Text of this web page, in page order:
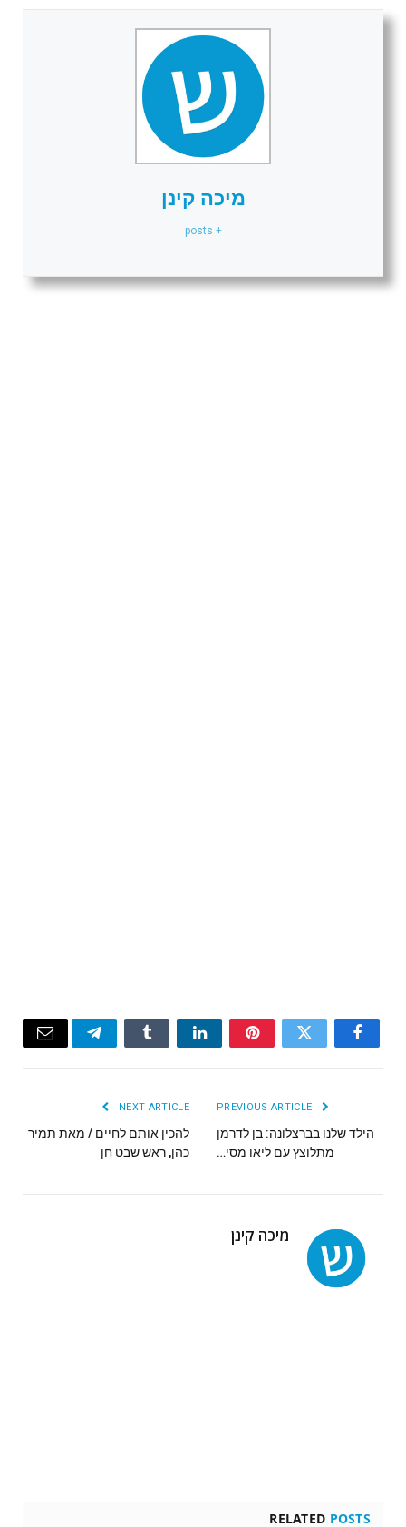
מיכה קינן
+ posts
Facebook
Twitter
Pinterest
LinkedIn
Tumblr
Telegram
Email
הילד שלנו בברצלונה: בן לדרמן
מתלוצץ עם ליאו מסי…
NEXT ARTICLE
להכין אותם לחיים / מאת תמיר
כהן, ראש שבט חן
מיכה קינן
RELATED POSTS